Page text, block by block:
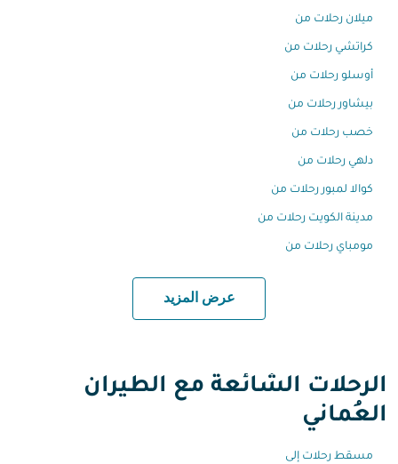
ميلان رحلات من
كراتشي رحلات من
أوسلو رحلات من
بيشاور رحلات من
خصب رحلات من
دلهي رحلات من
كوالا لمبور رحلات من
مدينة الكويت رحلات من
مومباي رحلات من
عرض المزيد
الرحلات الشائعة مع الطيران
العُماني
مسقط رحلات إلى